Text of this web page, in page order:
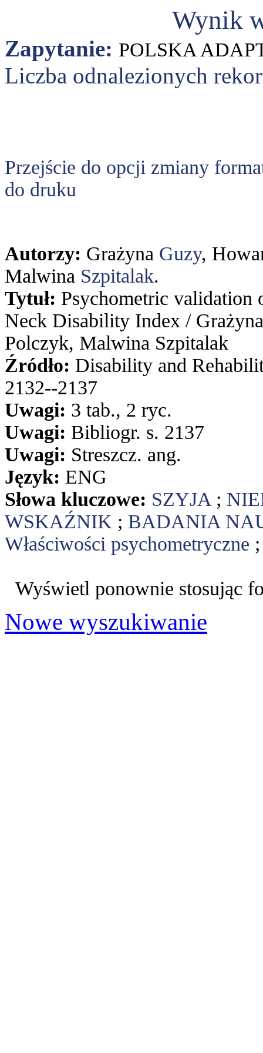
Wynik
Zapytanie: POLSKA
Liczba odnalezionych
Przejście do opcji zmiany
do druku
Autorzy: Grażyna Guzy,
Malwina Szpitalak.
Tytuł: Psychometric validation
Neck Disability Index /
Polczyk, Malwina Szpitalak
Źródło: Disability and
2132--2137
Uwagi: 3 tab., 2 ryc.
Uwagi: Bibliogr. s. 2137
Uwagi: Streszcz. ang.
Język: ENG
Słowa kluczowe: SZYJA ;
WSKAŹNIK ; BADANIA
Właściwości psychometryczne
Wyświetl ponownie stosując
Nowe wyszukiwanie